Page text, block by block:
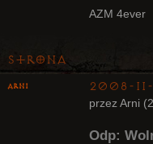
AZM 4ever
Strona
Arni 2008-11-
przez Arni
Odp: